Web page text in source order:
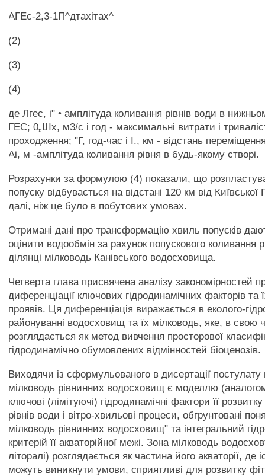
АГЕс-2,3-1П^дтахітах^
(2)
(3)
(4)
де Лгес, і" • амплітуда коливання рівнів води в
ГЕС; 0„Шх, м3/с і год - максимальні витрати і
проходження; "Г, год-час і І., км - відстань
Аі, м -амплітуда коливання рівня в будь-якому створі.
Розрахунки за формулою (4) показали, що
попуску відбувається на відстані 120 км від Київської
далі, ніж це було в побутових умовах.
Отримані дані про трансформацію хвиль попусків
оцінити водообмін за рахунок попускового коливання
ділянці мілководь Канівського водосховища.
Четверта глава присвячена аналізу закономірностей
диференціації ключових гідродинамічних факторів та
проявів. Ця диференціація виражається в еколого-
районуванні водосховищ та їх мілководь, яке, в свою
розглядається як метод вивчення просторової
гідродинамічно обумовлених відмінностей біоценозів.
Виходячи із сформульованого в дисертації
мілководь рівнинних водосховищ є моделлю
ключові (лімітуючі) гідродинамічні фактори її
рівнів води і вітро-хвильові процеси, обгрунтовані
мілководь рівнинних водосховищ" та інтегральний
критерій її акваторійної межі. Зона мілководь
літоралі) розглядається як частина його акваторії, де
можуть виникнути умови, сприятливі для розвитку